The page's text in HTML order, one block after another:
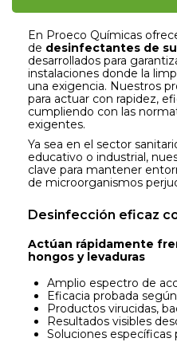
En Proeco Químicas
de desinfectantes de
desarrollados para
instalaciones donde la
una exigencia. Nuestros
para actuar con rapidez,
cumpliendo con las
exigentes.
Ya sea en el sector
educativo o industrial,
clave para mantener
de microorganismos
Desinfección eficaz
Actúan rápidamente
hongos y levaduras
Amplio espectro de
Eficacia probada
Productos virucidas,
Resultados visibles
Soluciones específicas